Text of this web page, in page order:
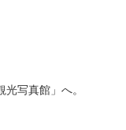
写真館」へ。